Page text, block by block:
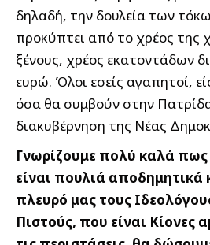
δηλαδή, την δουλεία των
προκύπτει από το χρέος της
ξένους, χρέος εκατοντάδων
ευρώ. Όλοι εσείς αγαπητοί,
όσα θα συμβούν στην
διακυβέρνηση της Νέας
Γνωρίζουμε πολύ καλά
είναι πουλιά αποδημητικά
πλευρό μας τους
Πιστούς, που είναι Κίονες